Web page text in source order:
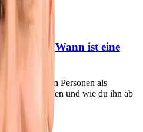
Wann ist eine
mit realen Personen als
greifen und wie du ihn ab